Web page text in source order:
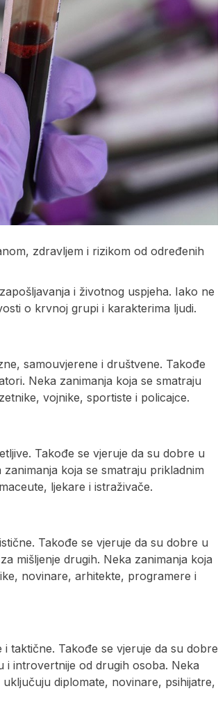
zdravljem i rizikom od određenih
i životnog uspjeha. Iako ne
o krvnoj grupi i karakterima ljudi.
samouvjerene i društvene. Takođe
Neka zanimanja koja se smatraju
vojnike, sportiste i policajce.
Takođe se vjeruje da su dobre u
koja se smatraju prikladnim
ljekare i istraživače.
Takođe se vjeruje da su dobre u
mišljenje drugih. Neka zanimanja koja
novinare, arhitekte, programere i
taktične. Takođe se vjeruje da su dobre
i introvertnije od drugih osoba. Neka
diplomate, novinare, psihijatre,